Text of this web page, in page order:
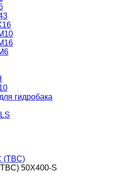
гидробака
(TBC)
50X400-S